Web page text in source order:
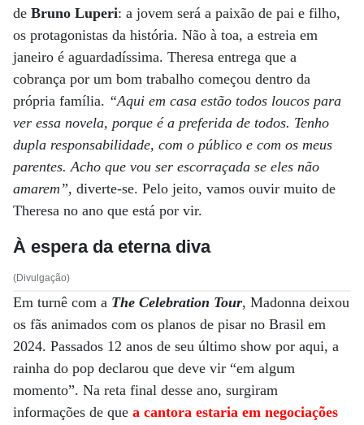
de Bruno Luperi: a jovem será a paixão de pai e filho,
os protagonistas da história. Não à toa, a estreia em
janeiro é aguardadíssima. Theresa entrega que a
cobrança por um bom trabalho começou dentro da
própria família. “Aqui em casa estão todos loucos para
ver essa novela, porque é a preferida de todos. Tenho
dupla responsabilidade, com o público e com os meus
parentes. Acho que vou ser escorraçada se eles não
amarem”, diverte-se. Pelo jeito, vamos ouvir muito de
Theresa no ano que está por vir.
À espera da eterna diva
(Divulgação)
Em turnê com a The Celebration Tour, Madonna deixou
os fãs animados com os planos de pisar no Brasil em
2024. Passados 12 anos de seu último show por aqui, a
rainha do pop declarou que deve vir “em algum
momento”. Na reta final desse ano, surgiram
informações de que a cantora estaria em negociações